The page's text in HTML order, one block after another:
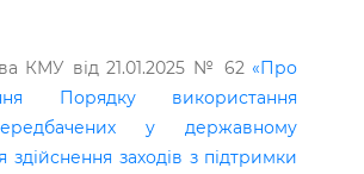
КМУ від 21.01.2025 № 62 «Про
Порядку використання
у державному
здійснення заходів з підтримки